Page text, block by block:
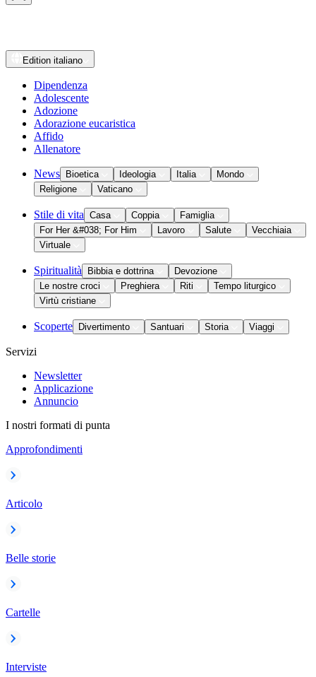
Edition italiano
Dipendenza
Adolescente
Adozione
Adorazione eucaristica
Affido
Allenatore
News Bioetica Ideologia Italia
Mondo
Religione
Vaticano
Stile di vita Casa Coppia
Famiglia
For Her &#038; For Him
Lavoro Salute
Vecchiaia
Virtuale
Spiritualità Bibbia e dottrina
Devozione
Le nostre croci
Preghiera Riti
Tempo liturgico
Virtù cristiane
Scoperte Divertimento Santuari Storia Viaggi
Servizi
Newsletter
Applicazione
Annuncio
I nostri formati di punta
Approfondimenti
Articolo
Belle storie
Cartelle
Interviste